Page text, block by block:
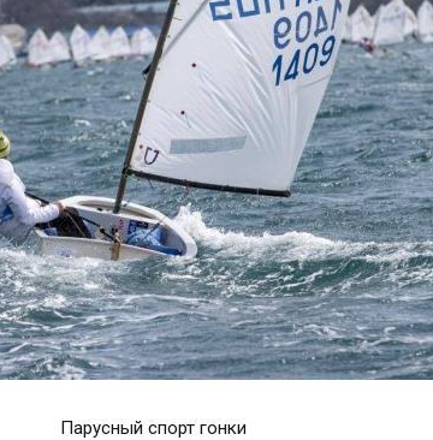
Парусный спорт гонки